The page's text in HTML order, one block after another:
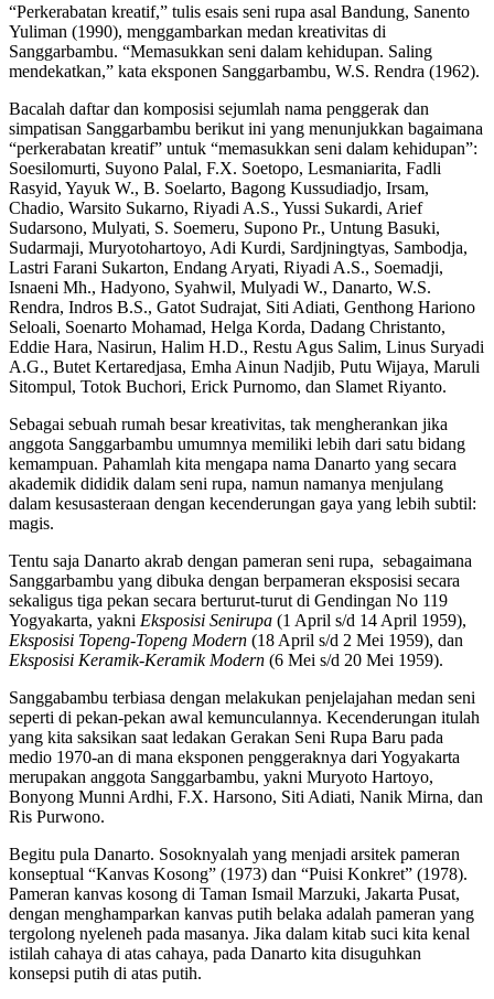
“Perkerabatan kreatif,” tulis esais seni rupa asal Bandung, Sanento
Yuliman (1990), menggambarkan medan kreativitas di
Sanggarbambu. “Memasukkan seni dalam kehidupan. Saling
mendekatkan,” kata eksponen Sanggarbambu, W.S. Rendra (1962).
Bacalah daftar dan komposisi sejumlah nama penggerak dan
simpatisan Sanggarbambu berikut ini yang menunjukkan bagaimana
“perkerabatan kreatif” untuk “memasukkan seni dalam kehidupan”:
Soesilomurti, Suyono Palal, F.X. Soetopo, Lesmaniarita, Fadli
Rasyid, Yayuk W., B. Soelarto, Bagong Kussudiadjo, Irsam,
Chadio, Warsito Sukarno, Riyadi A.S., Yussi Sukardi, Arief
Sudarsono, Mulyati, S. Soemeru, Supono Pr., Untung Basuki,
Sudarmaji, Muryotohartoyo, Adi Kurdi, Sardjningtyas, Sambodja,
Lastri Farani Sukarton, Endang Aryati, Riyadi A.S., Soemadji,
Isnaeni Mh., Hadyono, Syahwil, Mulyadi W., Danarto, W.S.
Rendra, Indros B.S., Gatot Sudrajat, Siti Adiati, Genthong Hariono
Seloali, Soenarto Mohamad, Helga Korda, Dadang Christanto,
Eddie Hara, Nasirun, Halim H.D., Restu Agus Salim, Linus Suryadi
A.G., Butet Kertaredjasa, Emha Ainun Nadjib, Putu Wijaya, Maruli
Sitompul, Totok Buchori, Erick Purnomo, dan Slamet Riyanto.
Sebagai sebuah rumah besar kreativitas, tak mengherankan jika
anggota Sanggarbambu umumnya memiliki lebih dari satu bidang
kemampuan. Pahamlah kita mengapa nama Danarto yang secara
akademik dididik dalam seni rupa, namun namanya menjulang
dalam kesusasteraan dengan kecenderungan gaya yang lebih subtil:
magis.
Tentu saja Danarto akrab dengan pameran seni rupa, sebagaimana
Sanggarbambu yang dibuka dengan berpameran eksposisi secara
sekaligus tiga pekan secara berturut-turut di Gendingan No 119
Yogyakarta, yakni Eksposisi Senirupa (1 April s/d 14 April 1959),
Eksposisi Topeng-Topeng Modern (18 April s/d 2 Mei 1959), dan
Eksposisi Keramik-Keramik Modern (6 Mei s/d 20 Mei 1959).
Sanggabambu terbiasa dengan melakukan penjelajahan medan seni
seperti di pekan-pekan awal kemunculannya. Kecenderungan itulah
yang kita saksikan saat ledakan Gerakan Seni Rupa Baru pada
medio 1970-an di mana eksponen penggeraknya dari Yogyakarta
merupakan anggota Sanggarbambu, yakni Muryoto Hartoyo,
Bonyong Munni Ardhi, F.X. Harsono, Siti Adiati, Nanik Mirna, dan
Ris Purwono.
Begitu pula Danarto. Sosoknyalah yang menjadi arsitek pameran
konseptual “Kanvas Kosong” (1973) dan “Puisi Konkret” (1978).
Pameran kanvas kosong di Taman Ismail Marzuki, Jakarta Pusat,
dengan menghamparkan kanvas putih belaka adalah pameran yang
tergolong nyeleneh pada masanya. Jika dalam kitab suci kita kenal
istilah cahaya di atas cahaya, pada Danarto kita disuguhkan
konsepsi putih di atas putih.